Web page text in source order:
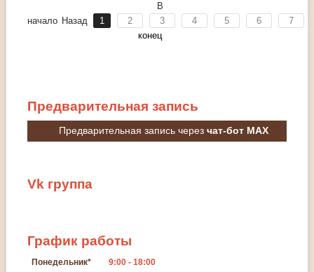
В
начало Назад 1 2 3 4 5 6
7
конец
Предварительная запись
Предварительная запись черезчат-бот MAX
Vk группа
График работы
Понедельник*
9:00 - 18:00